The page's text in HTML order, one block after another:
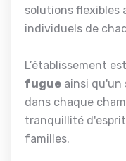
solutions flexibles
individuels de
L’établissement
fugue ainsi qu'un
dans chaque
tranquillité
familles.